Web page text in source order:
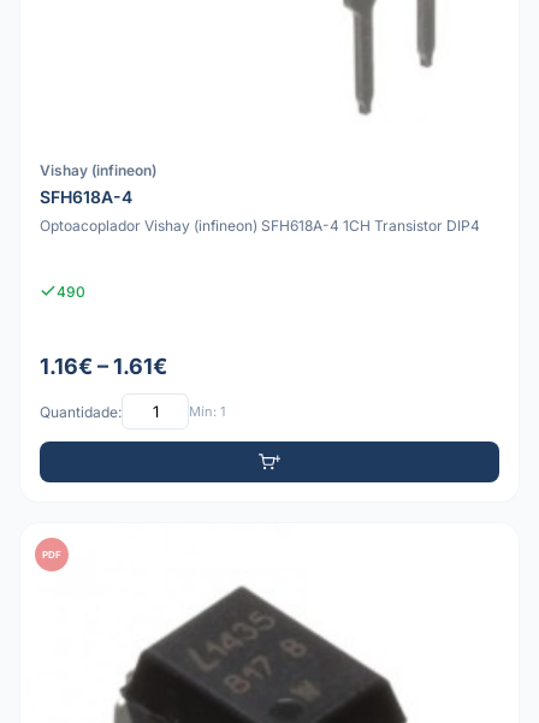
Vishay (infineon)
SFH618A-4
Optoacoplador Vishay (infineon) SFH618A-4 1CH Transistor DIP4
490
1.16€ – 1.61€
Quantidade: Mín: 1
PDF